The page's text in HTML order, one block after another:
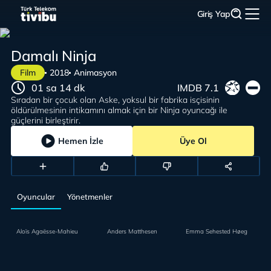
Giriş Yap
Film 2018 Animasyon
Damalı Ninja
Sıradan bir çocuk olan Aske, yoksul bir fabrika isçisinin
öldürülmesinin intikamını almak için bir Ninja oyuncağı ile
güçlerini birleştirir.
01 sa 14 dk IMDB 7.1
Hemen İzle Üye Ol
Oyuncular Yönetmenler
Aloïs Agaësse-Mahieu Anders Matthesen Emma Sehested Høeg